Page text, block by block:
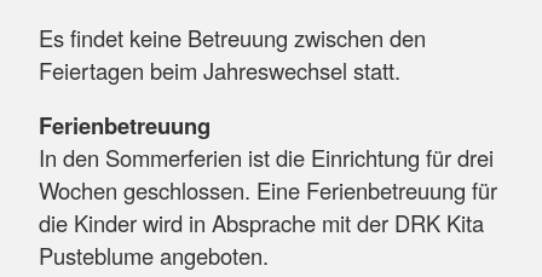
Es findet keine Betreuung zwischen den
Feiertagen beim Jahreswechsel statt.
Ferienbetreuung
In den Sommerferien ist die Einrichtung für drei
Wochen geschlossen. Eine Ferienbetreuung für
die Kinder wird in Absprache mit der DRK Kita
Pusteblume angeboten.